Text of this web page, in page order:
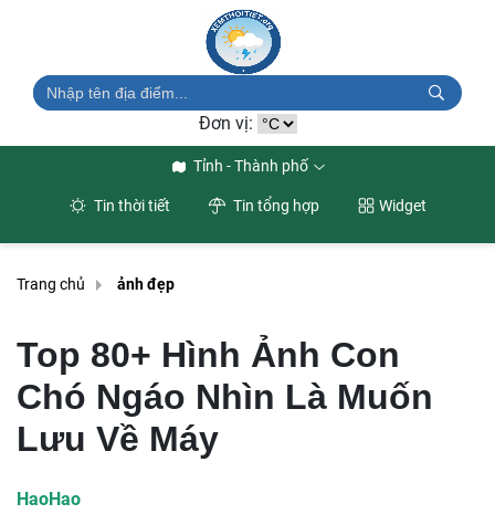
Đơn vị:
Tỉnh - Thành phố
Tin thời tiết Tin tổng hợp Widget
Trang chủ ảnh đẹp
Top 80+ Hình Ảnh Con
Chó Ngáo Nhìn Là Muốn
Lưu Về Máy
HaoHao